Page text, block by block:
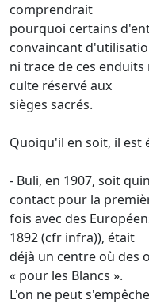
comprendrait
pourquoi certains
convaincant
ni trace de ces
culte réservé aux
sièges sacrés.
Quoiqu'il en soit, il est
- Buli, en 1907, soit
contact pour la
fois avec des
1892 (cfr infra)), était
déjà un centre où des
« pour les Blancs ».
L'on ne peut